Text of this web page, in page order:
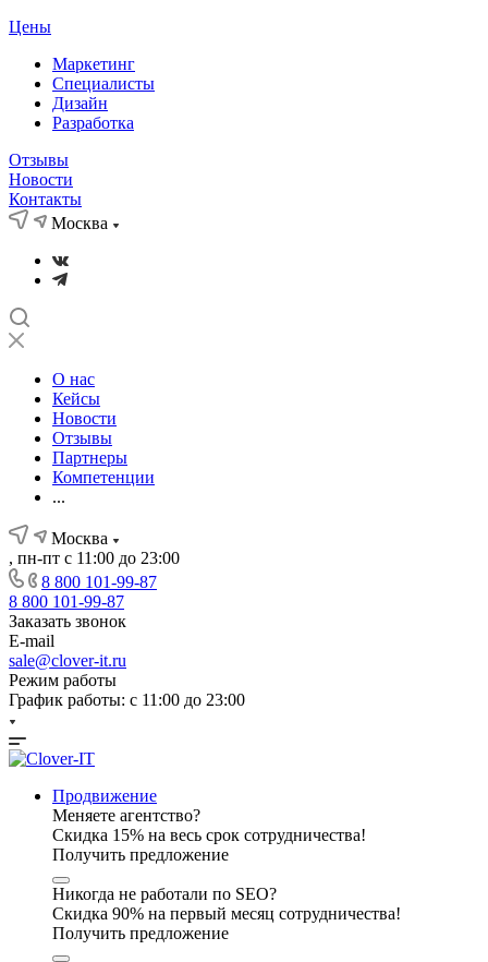
Цены
Маркетинг
Специалисты
Дизайн
Разработка
Отзывы
Новости
Контакты
Москва
О нас
Кейсы
Новости
Отзывы
Партнеры
Компетенции
...
Москва
, пн-пт с 11:00 до 23:00
8 800 101-99-87
8 800 101-99-87
Заказать звонок
E-mail
sale@clover-it.ru
Режим работы
График работы: с 11:00 до 23:00
Продвижение
Меняете агентство?
Скидка 15% на весь срок сотрудничества!
Получить предложение
Никогда не работали по SEO?
Скидка 90% на первый месяц сотрудничества!
Получить предложение